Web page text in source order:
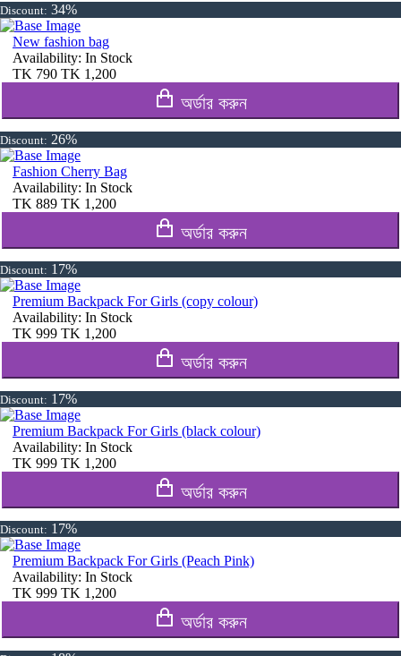
Discount: 34%
New fashion bag
Availability: In Stock
TK 790 TK 1,200
অর্ডার করুন
Discount: 26%
Fashion Cherry Bag
Availability: In Stock
TK 889 TK 1,200
অর্ডার করুন
Discount: 17%
Premium Backpack For Girls (copy colour)
Availability: In Stock
TK 999 TK 1,200
অর্ডার করুন
Discount: 17%
Premium Backpack For Girls (black colour)
Availability: In Stock
TK 999 TK 1,200
অর্ডার করুন
Discount: 17%
Premium Backpack For Girls (Peach Pink)
Availability: In Stock
TK 999 TK 1,200
অর্ডার করুন